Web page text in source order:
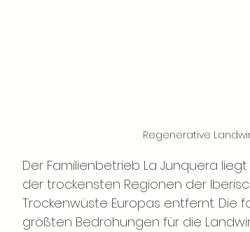
Regenerative
Der Familienbetrieb La Junquera
der trockensten Regionen der
Trockenwüste Europas entfernt.
größten Bedrohungen für die